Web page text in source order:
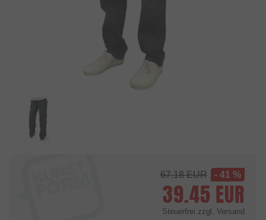
67.18EUR - 41 %
39.45 EUR
Steuerfrei zzgl. Versand